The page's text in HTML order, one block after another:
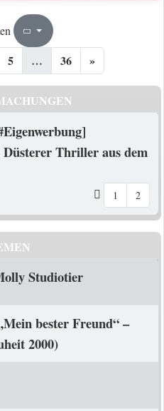
Seite1
5 … 36 »
Thriller aus dem
1 2
Studiotier
bester Freund“ –
2000)